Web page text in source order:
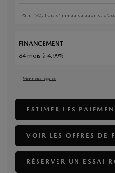
TPS + TVQ, frais d'immatriculation et
FINANCEMENT
84 mois à 4.99%
Mentions légales
ESTIMER LES
VOIR LES OFFRES DE
RÉSERVER UN ESSAI